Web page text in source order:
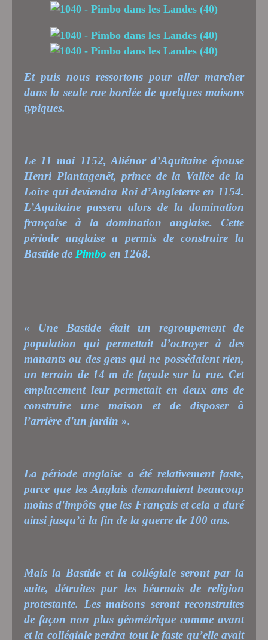
Et puis nous ressortons pour aller marcher
dans la seule rue bordée de quelques maisons
typiques.
Le 11 mai 1152, Aliénor d’Aquitaine épouse
Henri Plantagenêt, prince de la Vallée de la
Loire qui deviendra Roi d’Angleterre en 1154.
L’Aquitaine passera alors de la domination
française à la domination anglaise. Cette
période anglaise a permis de construire la
Bastide de Pimbo en 1268.
« Une Bastide était un regroupement de
population qui permettait d’octroyer à des
manants ou des gens qui ne possédaient rien,
un terrain de 14 m de façade sur la rue. Cet
emplacement leur permettait en deux ans de
construire une maison et de disposer à
l’arrière d'un jardin ».
La période anglaise a été relativement faste,
parce que les Anglais demandaient beaucoup
moins d'impôts que les Français et cela a duré
ainsi jusqu’à la fin de la guerre de 100 ans.
Mais la Bastide et la collégiale seront par la
suite, détruites par les béarnais de religion
protestante. Les maisons seront reconstruites
de façon non plus géométrique comme avant
et la collégiale perdra tout le faste qu’elle avait